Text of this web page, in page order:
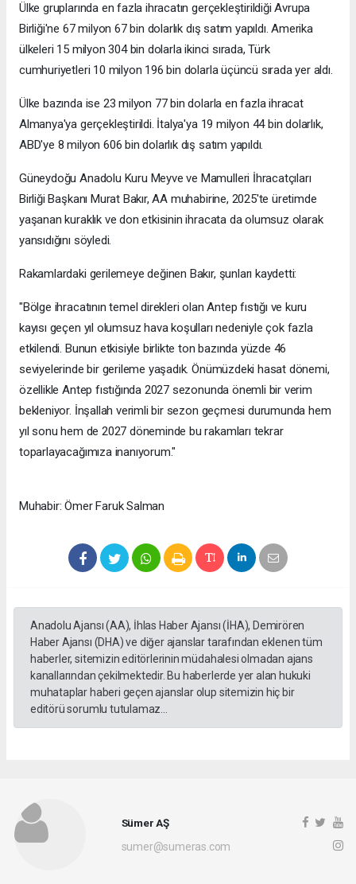
Ülke gruplarında en fazla ihracatın gerçekleştirildiği Avrupa
Birliği'ne 67 milyon 67 bin dolarlık dış satım yapıldı. Amerika
ülkeleri 15 milyon 304 bin dolarla ikinci sırada, Türk
cumhuriyetleri 10 milyon 196 bin dolarla üçüncü sırada yer aldı.
Ülke bazında ise 23 milyon 77 bin dolarla en fazla ihracat
Almanya'ya gerçekleştirildi. İtalya'ya 19 milyon 44 bin dolarlık,
ABD'ye 8 milyon 606 bin dolarlık dış satım yapıldı.
Güneydoğu Anadolu Kuru Meyve ve Mamulleri İhracatçıları
Birliği Başkanı Murat Bakır, AA muhabirine, 2025'te üretimde
yaşanan kuraklık ve don etkisinin ihracata da olumsuz olarak
yansıdığını söyledi.
Rakamlardaki gerilemeye değinen Bakır, şunları kaydetti:
"Bölge ihracatının temel direkleri olan Antep fıstığı ve kuru
kayısı geçen yıl olumsuz hava koşulları nedeniyle çok fazla
etkilendi. Bunun etkisiyle birlikte ton bazında yüzde 46
seviyelerinde bir gerileme yaşadık. Önümüzdeki hasat dönemi,
özellikle Antep fıstığında 2027 sezonunda önemli bir verim
bekleniyor. İnşallah verimli bir sezon geçmesi durumunda hem
yıl sonu hem de 2027 döneminde bu rakamları tekrar
toparlayacağımıza inanıyorum."
Muhabir: Ömer Faruk Salman
Anadolu Ajansı (AA), İhlas Haber Ajansı (İHA), Demirören
Haber Ajansı (DHA) ve diğer ajanslar tarafından eklenen tüm
haberler, sitemizin editörlerinin müdahalesi olmadan ajans
kanallarından çekilmektedir. Bu haberlerde yer alan hukuki
muhataplar haberi geçen ajanslar olup sitemizin hiç bir
editörü sorumlu tutulamaz...
Sümer AŞ
sumer@sumeras.com